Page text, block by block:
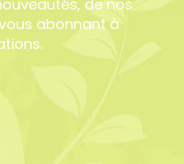
de nos
abonnant à